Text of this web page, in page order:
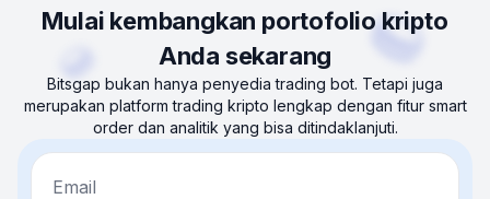
Mulai kembangkan portofolio kripto
Anda sekarang
Bitsgap bukan hanya penyedia trading bot. Tetapi juga
merupakan platform trading kripto lengkap dengan fitur smart
order dan analitik yang bisa ditindaklanjuti.
Email